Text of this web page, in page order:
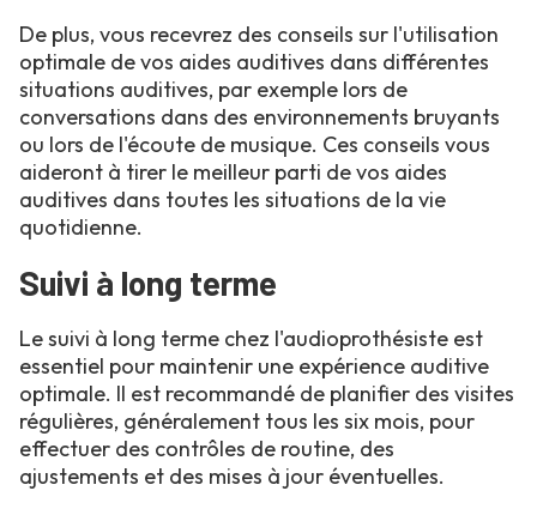
De plus, vous recevrez des conseils sur l'utilisation
optimale de vos aides auditives dans différentes
situations auditives, par exemple lors de
conversations dans des environnements bruyants
ou lors de l'écoute de musique. Ces conseils vous
aideront à tirer le meilleur parti de vos aides
auditives dans toutes les situations de la vie
quotidienne.
Suivi à long terme
Le suivi à long terme chez l'audioprothésiste est
essentiel pour maintenir une expérience auditive
optimale. Il est recommandé de planifier des visites
régulières, généralement tous les six mois, pour
effectuer des contrôles de routine, des
ajustements et des mises à jour éventuelles.